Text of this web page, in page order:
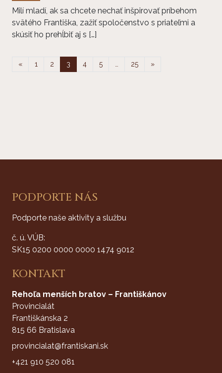
Milí mladí, ak sa chcete nechať inšpirovať príbehom
svätého Františka, zažiť spoločenstvo s priateľmi a
skúsiť ho prehĺbiť aj s […]
Stránkovanie
« 1 2 3 4 5 25 »
PODPORTE NÁS
Podporte naše aktivity a službu
č. ú. VÚB:
SK15 0200 0000 0000 1474 9012
KONTAKT
Rehoľa menších bratov – Františkánov
Provincialát
Františkánska 2
815 66 Bratislava
provincialat@frantiskani.sk
+421 910 520 081